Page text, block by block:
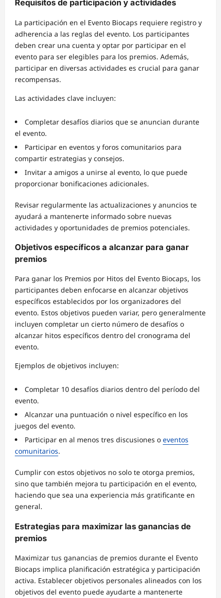
Requisitos de participación y actividades
La participación en el Evento Biocaps requiere registro y
adherencia a las reglas del evento. Los participantes
deben crear una cuenta y optar por participar en el
evento para ser elegibles para los premios. Además,
participar en diversas actividades es crucial para ganar
recompensas.
Las actividades clave incluyen:
Completar desafíos diarios que se anuncian durante
el evento.
Participar en eventos y foros comunitarios para
compartir estrategias y consejos.
Invitar a amigos a unirse al evento, lo que puede
proporcionar bonificaciones adicionales.
Revisar regularmente las actualizaciones y anuncios te
ayudará a mantenerte informado sobre nuevas
actividades y oportunidades de premios potenciales.
Objetivos específicos a alcanzar para ganar
premios
Para ganar los Premios por Hitos del Evento Biocaps, los
participantes deben enfocarse en alcanzar objetivos
específicos establecidos por los organizadores del
evento. Estos objetivos pueden variar, pero generalmente
incluyen completar un cierto número de desafíos o
alcanzar hitos específicos dentro del cronograma del
evento.
Ejemplos de objetivos incluyen:
Completar 10 desafíos diarios dentro del período del
evento.
Alcanzar una puntuación o nivel específico en los
juegos del evento.
Participar en al menos tres discusiones o eventos
comunitarios.
Cumplir con estos objetivos no solo te otorga premios,
sino que también mejora tu participación en el evento,
haciendo que sea una experiencia más gratificante en
general.
Estrategias para maximizar las ganancias de
premios
Maximizar tus ganancias de premios durante el Evento
Biocaps implica planificación estratégica y participación
activa. Establecer objetivos personales alineados con los
objetivos del evento puede ayudarte a mantenerte